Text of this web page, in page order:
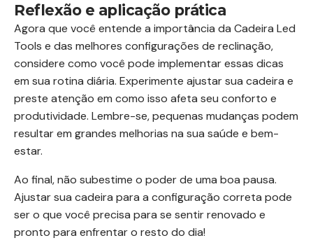
Reflexão e aplicação prática
Agora que você entende a importância da Cadeira Led
Tools e das melhores configurações de reclinação,
considere como você pode implementar essas dicas
em sua rotina diária. Experimente ajustar sua cadeira e
preste atenção em como isso afeta seu conforto e
produtividade. Lembre-se, pequenas mudanças podem
resultar em grandes melhorias na sua saúde e bem-
estar.
Ao final, não subestime o poder de uma boa pausa.
Ajustar sua cadeira para a configuração correta pode
ser o que você precisa para se sentir renovado e
pronto para enfrentar o resto do dia!